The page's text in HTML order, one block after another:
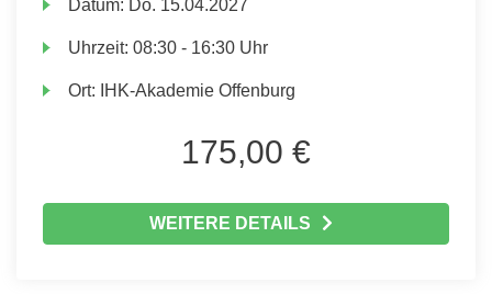
Datum: Do. 15.04.2027
Uhrzeit:08:30 - 16:30 Uhr
Ort: IHK-Akademie Offenburg
175,00 €
WEITERE DETAILS